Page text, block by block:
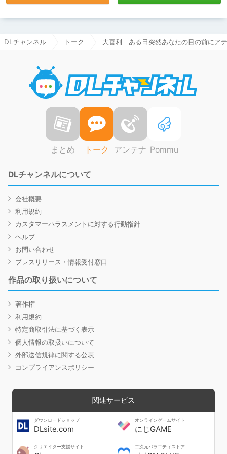
DLチャンネル トーク 大喜利 ある日突然あなたの目の前にア
まとめ トーク アンテナ Pommu
DLチャンネルについて
会社概要
利用規約
カスタマーハラスメントに対する行動指針
ヘルプ
お問い合わせ
プレスリリース・情報受付窓口
作品の取り扱いについて
著作権
利用規約
特定商取引法に基づく表示
個人情報の取扱いについて
外部送信規律に関する公表
コンプライアンスポリシー
関連サービス
ダウンロードショップ
DLsite.com
オンラインゲームサイト
にじGAME
クリエイター支援サイト 二次元バラエティストア